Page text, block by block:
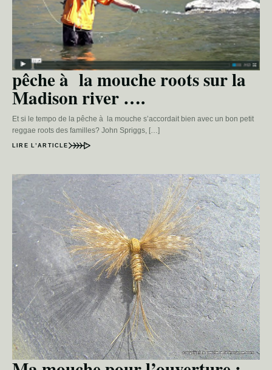
pêche à la mouche roots sur la
Madison river ….
Et si le tempo de la pêche à la mouche s’accordait bien avec un bon petit
reggae roots des familles? John Spriggs, […]
LIRE L’ARTICLE